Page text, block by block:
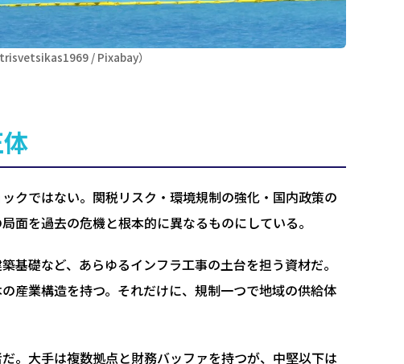
/ Pixabay）
クではない。関税リスク・環境規制の強化・国内政策の
を過去の危機と根本的に異なるものにしている。
礎など、あらゆるインフラ工事の土台を担う資材だ。
産業構造を持つ。それだけに、規制一つで地域の供給体
。大手は複数拠点と財務バッファを持つが、中堅以下は